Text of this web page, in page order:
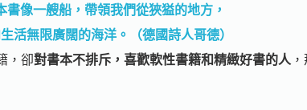
書像一艘船，帶領我們從狹獈的地方，
活無限廣闊的海洋。（德國詩人哥德）
，卻對書本不排斥，喜歡軟性書籍和精緻好書的人